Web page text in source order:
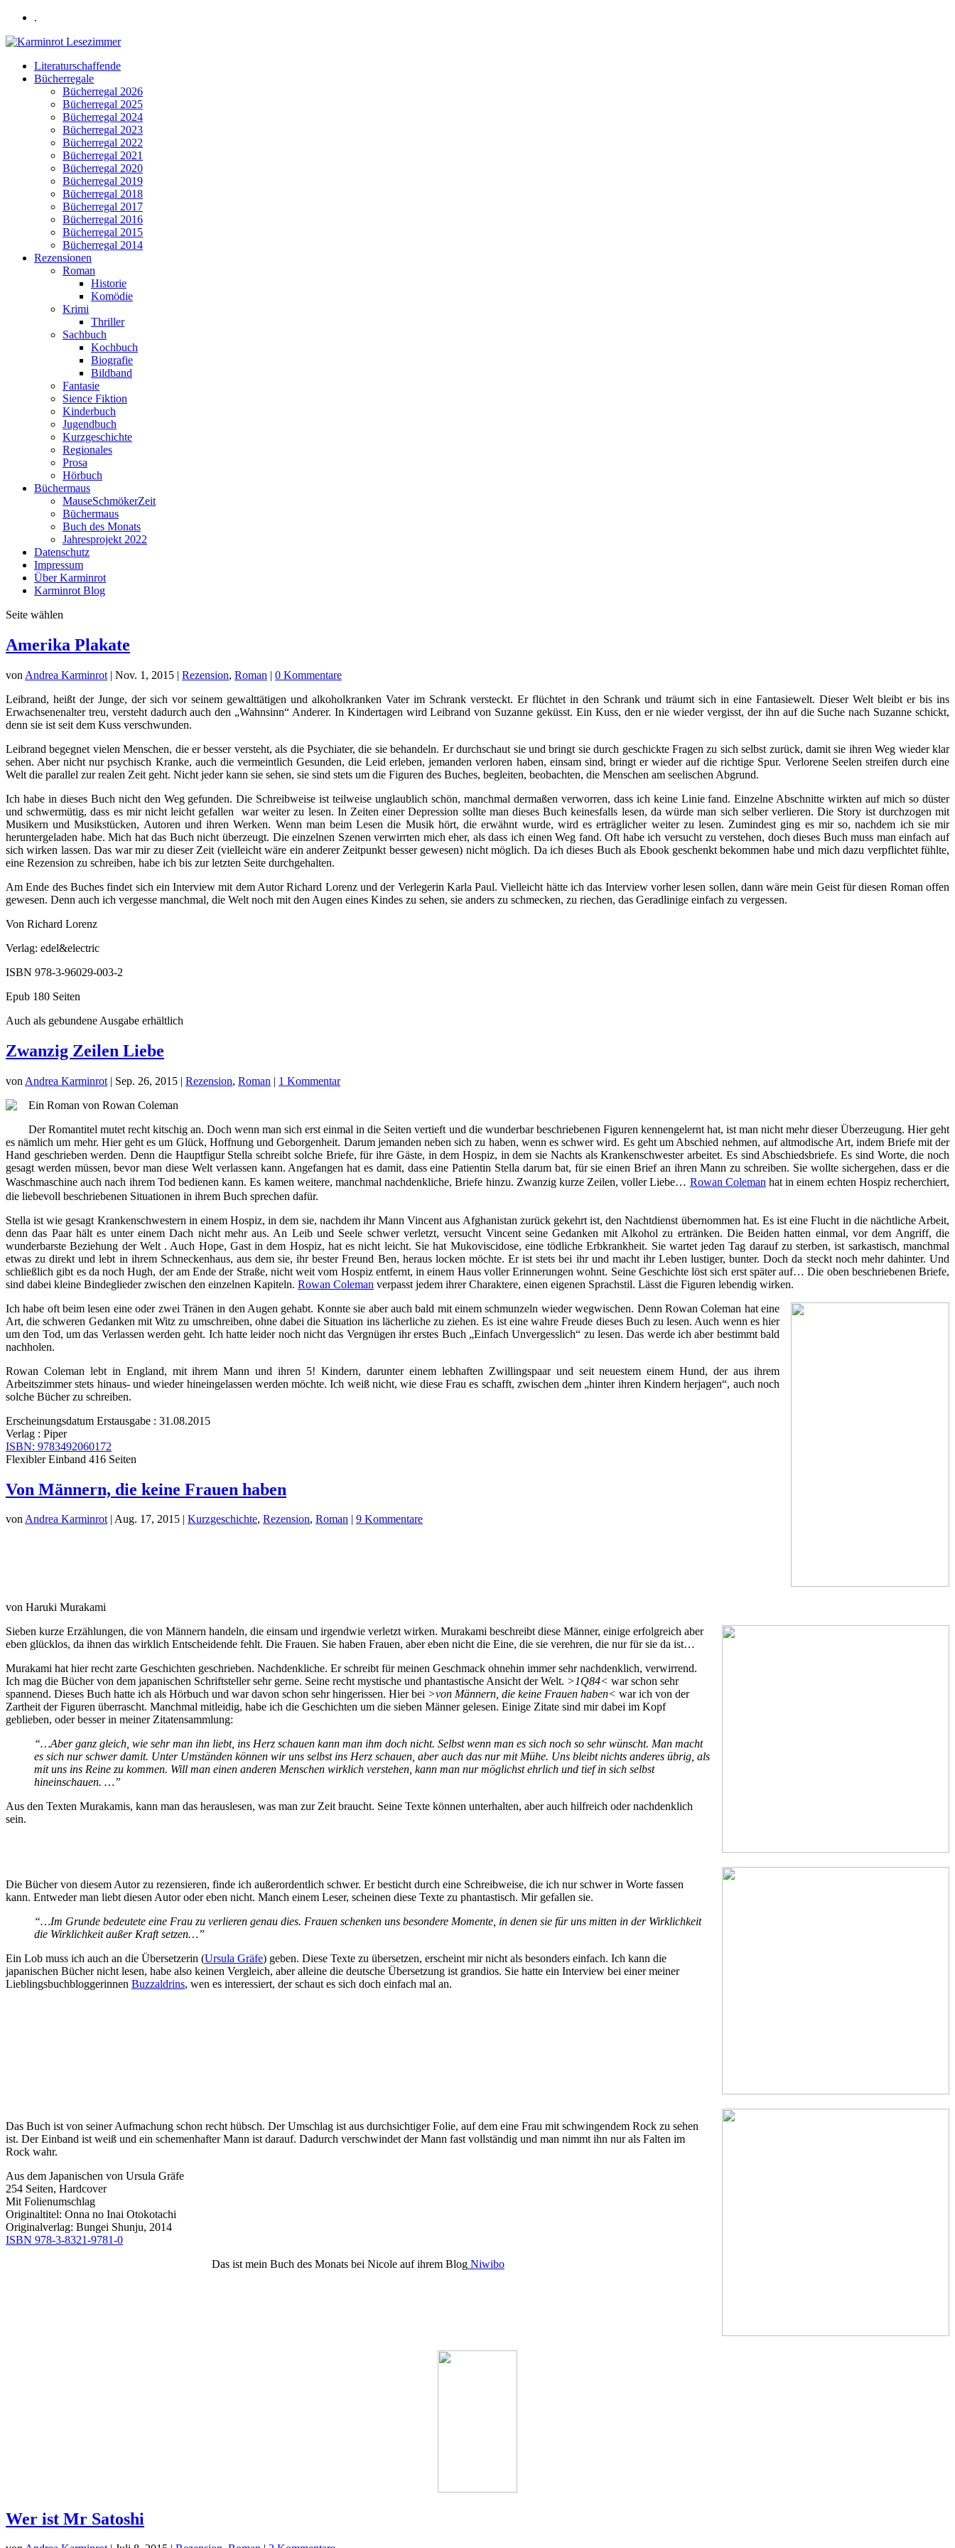
.
Literaturschaffende
Bücherregale
Bücherregal 2026
Bücherregal 2025
Bücherregal 2024
Bücherregal 2023
Bücherregal 2022
Bücherregal 2021
Bücherregal 2020
Bücherregal 2019
Bücherregal 2018
Bücherregal 2017
Bücherregal 2016
Bücherregal 2015
Bücherregal 2014
Rezensionen
Roman
Historie
Komödie
Krimi
Thriller
Sachbuch
Kochbuch
Biografie
Bildband
Fantasie
Sience Fiktion
Kinderbuch
Jugendbuch
Kurzgeschichte
Regionales
Prosa
Hörbuch
Büchermaus
MauseSchmökerZeit
Büchermaus
Buch des Monats
Jahresprojekt 2022
Datenschutz
Impressum
Über Karminrot
Karminrot Blog
Seite wählen
Amerika Plakate
von Andrea Karminrot | Nov. 1, 2015 | Rezension, Roman | 0 Kommentare
Leibrand, heißt der Junge, der sich vor seinem gewalttätigen und alkoholkranken Vater im Schrank versteckt. Er flüchtet in den Schrank und träumt sich in eine Fantasiewelt. Dieser Welt bleibt er bis ins
Erwachsenenalter treu, versteht dadurch auch den „Wahnsinn“ Anderer. In Kindertagen wird Leibrand von Suzanne geküsst. Ein Kuss, den er nie wieder vergisst, der ihn auf die Suche nach Suzanne schickt,
denn sie ist seit dem Kuss verschwunden.
Leibrand begegnet vielen Menschen, die er besser versteht, als die Psychiater, die sie behandeln. Er durchschaut sie und bringt sie durch geschickte Fragen zu sich selbst zurück, damit sie ihren Weg wieder klar
sehen. Aber nicht nur psychisch Kranke, auch die vermeintlich Gesunden, die Leid erleben, jemanden verloren haben, einsam sind, bringt er wieder auf die richtige Spur. Verlorene Seelen streifen durch eine
Welt die parallel zur realen Zeit geht. Nicht jeder kann sie sehen, sie sind stets um die Figuren des Buches, begleiten, beobachten, die Menschen am seelischen Abgrund.
Ich habe in dieses Buch nicht den Weg gefunden. Die Schreibweise ist teilweise unglaublich schön, manchmal dermaßen verworren, dass ich keine Linie fand. Einzelne Abschnitte wirkten auf mich so düster
und schwermütig, dass es mir nicht leicht gefallen war weiter zu lesen. In Zeiten einer Depression sollte man dieses Buch keinesfalls lesen, da würde man sich selber verlieren. Die Story ist durchzogen mit
Musikern und Musikstücken, Autoren und ihren Werken. Wenn man beim Lesen die Musik hört, die erwähnt wurde, wird es erträglicher weiter zu lesen. Zumindest ging es mir so, nachdem ich sie mir
heruntergeladen habe. Mich hat das Buch nicht überzeugt. Die einzelnen Szenen verwirrten mich eher, als dass ich einen Weg fand. Oft habe ich versucht zu verstehen, doch dieses Buch muss man einfach auf
sich wirken lassen. Das war mir zu dieser Zeit (vielleicht wäre ein anderer Zeitpunkt besser gewesen) nicht möglich. Da ich dieses Buch als Ebook geschenkt bekommen habe und mich dazu verpflichtet fühlte,
eine Rezension zu schreiben, habe ich bis zur letzten Seite durchgehalten.
Am Ende des Buches findet sich ein Interview mit dem Autor Richard Lorenz und der Verlegerin Karla Paul. Vielleicht hätte ich das Interview vorher lesen sollen, dann wäre mein Geist für diesen Roman offen
gewesen. Denn auch ich vergesse manchmal, die Welt noch mit den Augen eines Kindes zu sehen, sie anders zu schmecken, zu riechen, das Geradlinige einfach zu vergessen.
Von Richard Lorenz
Verlag: edel&electric
ISBN 978-3-96029-003-2
Epub 180 Seiten
Auch als gebundene Ausgabe erhältlich
Zwanzig Zeilen Liebe
von Andrea Karminrot | Sep. 26, 2015 | Rezension, Roman | 1 Kommentar
Ein Roman von Rowan Coleman
Der Romantitel mutet recht kitschig an. Doch wenn man sich erst einmal in die Seiten vertieft und die wunderbar beschriebenen Figuren kennengelernt hat, ist man nicht mehr dieser Überzeugung. Hier geht
es nämlich um mehr. Hier geht es um Glück, Hoffnung und Geborgenheit. Darum jemanden neben sich zu haben, wenn es schwer wird. Es geht um Abschied nehmen, auf altmodische Art, indem Briefe mit der
Hand geschrieben werden. Denn die Hauptfigur Stella schreibt solche Briefe, für ihre Gäste, in dem Hospiz, in dem sie Nachts als Krankenschwester arbeitet. Es sind Abschiedsbriefe. Es sind Worte, die noch
gesagt werden müssen, bevor man diese Welt verlassen kann. Angefangen hat es damit, dass eine Patientin Stella darum bat, für sie einen Brief an ihren Mann zu schreiben. Sie wollte sichergehen, dass er die
Waschmaschine auch nach ihrem Tod bedienen kann. Es kamen weitere, manchmal nachdenkliche, Briefe hinzu. Zwanzig kurze Zeilen, voller Liebe… Rowan Coleman hat in einem echten Hospiz recherchiert,
die liebevoll beschriebenen Situationen in ihrem Buch sprechen dafür.
Stella ist wie gesagt Krankenschwestern in einem Hospiz, in dem sie, nachdem ihr Mann Vincent aus Afghanistan zurück gekehrt ist, den Nachtdienst übernommen hat. Es ist eine Flucht in die nächtliche Arbeit,
denn das Paar hält es unter einem Dach nicht mehr aus. An Leib und Seele schwer verletzt, versucht Vincent seine Gedanken mit Alkohol zu ertränken. Die Beiden hatten einmal, vor dem Angriff, die
wunderbarste Beziehung der Welt . Auch Hope, Gast in dem Hospiz, hat es nicht leicht. Sie hat Mukoviscidose, eine tödliche Erbkrankheit. Sie wartet jeden Tag darauf zu sterben, ist sarkastisch, manchmal
etwas zu direkt und lebt in ihrem Schneckenhaus, aus dem sie, ihr bester Freund Ben, heraus locken möchte. Er ist stets bei ihr und macht ihr Leben lustiger, bunter. Doch da steckt noch mehr dahinter. Und
schließlich gibt es da noch Hugh, der am Ende der Straße, nicht weit vom Hospiz entfernt, in einem Haus voller Erinnerungen wohnt. Seine Geschichte löst sich erst später auf… Die oben beschriebenen Briefe,
sind dabei kleine Bindeglieder zwischen den einzelnen Kapiteln. Rowan Coleman verpasst jedem ihrer Charaktere, einen eigenen Sprachstil. Lässt die Figuren lebendig wirken.
Ich habe oft beim lesen eine oder zwei Tränen in den Augen gehabt. Konnte sie aber auch bald mit einem schmunzeln wieder wegwischen. Denn Rowan Coleman hat eine
Art, die schweren Gedanken mit Witz zu umschreiben, ohne dabei die Situation ins lächerliche zu ziehen. Es ist eine wahre Freude dieses Buch zu lesen. Auch wenn es hier
um den Tod, um das Verlassen werden geht. Ich hatte leider noch nicht das Vergnügen ihr erstes Buch „Einfach Unvergesslich“ zu lesen. Das werde ich aber bestimmt bald
nachholen.
Rowan Coleman lebt in England, mit ihrem Mann und ihren 5! Kindern, darunter einem lebhaften Zwillingspaar und seit neuestem einem Hund, der aus ihrem
Arbeitszimmer stets hinaus- und wieder hineingelassen werden möchte. Ich weiß nicht, wie diese Frau es schafft, zwischen dem „hinter ihren Kindern herjagen“, auch noch
solche Bücher zu schreiben.
Erscheinungsdatum Erstausgabe : 31.08.2015
Verlag : Piper
ISBN: 9783492060172
Flexibler Einband 416 Seiten
Von Männern, die keine Frauen haben
vonAndrea Karminrot| Aug. 17, 2015 | Kurzgeschichte, Rezension, Roman | 9 Kommentare
von Haruki Murakami
Sieben kurze Erzählungen, die von Männern handeln, die einsam und irgendwie verletzt wirken. Murakami beschreibt diese Männer, einige erfolgreich aber
eben glücklos, da ihnen das wirklich Entscheidende fehlt. Die Frauen. Sie haben Frauen, aber eben nicht die Eine, die sie verehren, die nur für sie da ist…
Murakami hat hier recht zarte Geschichten geschrieben. Nachdenkliche. Er schreibt für meinen Geschmack ohnehin immer sehr nachdenklich, verwirrend.
Ich mag die Bücher von dem japanischen Schriftsteller sehr gerne. Seine recht mystische und phantastische Ansicht der Welt. >1Q84< war schon sehr
spannend. Dieses Buch hatte ich als Hörbuch und war davon schon sehr hingerissen. Hier bei >von Männern, die keine Frauen haben< war ich von der
Zartheit der Figuren überrascht. Manchmal mitleidig, habe ich die Geschichten um die sieben Männer gelesen. Einige Zitate sind mir dabei im Kopf
geblieben, oder besser in meiner Zitatensammlung:
“…Aber ganz gleich, wie sehr man ihn liebt, ins Herz schauen kann man ihm doch nicht. Selbst wenn man es sich noch so sehr wünscht. Man macht
es sich nur schwer damit. Unter Umständen können wir uns selbst ins Herz schauen, aber auch das nur mit Mühe. Uns bleibt nichts anderes übrig, als
mit uns ins Reine zu kommen. Will man einen anderen Menschen wirklich verstehen, kann man nur möglichst ehrlich und tief in sich selbst
hineinschauen. …”
Aus den Texten Murakamis, kann man das herauslesen, was man zur Zeit braucht. Seine Texte können unterhalten, aber auch hilfreich oder nachdenklich
sein.
Die Bücher von diesem Autor zu rezensieren, finde ich außerordentlich schwer. Er besticht durch eine Schreibweise, die ich nur schwer in Worte fassen
kann. Entweder man liebt diesen Autor oder eben nicht. Manch einem Leser, scheinen diese Texte zu phantastisch. Mir gefallen sie.
“…Im Grunde bedeutete eine Frau zu verlieren genau dies. Frauen schenken uns besondere Momente, in denen sie für uns mitten in der Wirklichkeit
die Wirklichkeit außer Kraft setzen…”
Ein Lob muss ich auch an die Übersetzerin (Ursula Gräfe) geben. Diese Texte zu übersetzen, erscheint mir nicht als besonders einfach. Ich kann die
japanischen Bücher nicht lesen, habe also keinen Vergleich, aber alleine die deutsche Übersetzung ist grandios. Sie hatte ein Interview bei einer meiner
Lieblingsbuchbloggerinnen Buzzaldrins, wen es interessiert, der schaut es sich doch einfach mal an.
Das Buch ist von seiner Aufmachung schon recht hübsch. Der Umschlag ist aus durchsichtiger Folie, auf dem eine Frau mit schwingendem Rock zu sehen
ist. Der Einband ist weiß und ein schemenhafter Mann ist darauf. Dadurch verschwindet der Mann fast vollständig und man nimmt ihn nur als Falten im
Rock wahr.
Aus dem Japanischen von Ursula Gräfe
254 Seiten, Hardcover
Mit Folienumschlag
Originaltitel: Onna no Inai Otokotachi
Originalverlag: Bungei Shunju, 2014
ISBN 978-3-8321-9781-0
Das ist mein Buch des Monats bei Nicole auf ihrem Blog Niwibo
Wer ist Mr Satoshi